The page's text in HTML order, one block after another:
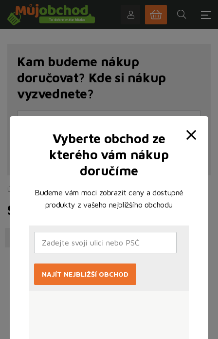
Kam budeme nákup
doručovat? Kde si nákup
vyzvednete?
NAJÍT POBOČKU
Úvodní stránka Uzeniny a lahůdky Saláty a aspiky
Saláty a aspiky
Vyberte obchod ze
kterého vám nákup
doručíme
Budeme vám moci zobrazit ceny a dostupné
produkty z vašeho nejbližšího obchodu
NAJÍT NEJBLIŽŠÍ OBCHOD